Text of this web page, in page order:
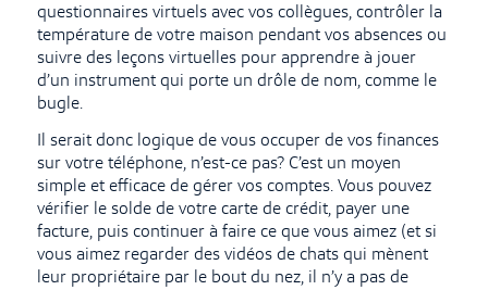
questionnaires virtuels avec vos collègues, contrôler la
température de votre maison pendant vos absences ou
suivre des leçons virtuelles pour apprendre à jouer
d’un instrument qui porte un drôle de nom, comme le
bugle.
Il serait donc logique de vous occuper de vos finances
sur votre téléphone, n’est-ce pas? C’est un moyen
simple et efficace de gérer vos comptes. Vous pouvez
vérifier le solde de votre carte de crédit, payer une
facture, puis continuer à faire ce que vous aimez (et si
vous aimez regarder des vidéos de chats qui mènent
leur propriétaire par le bout du nez, il n’y a pas de